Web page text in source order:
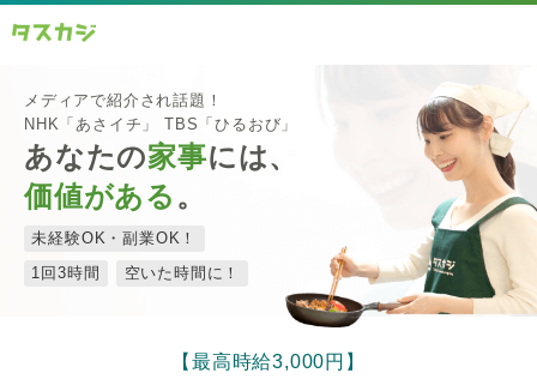
メディアで紹介され話題！
NHK「あさイチ」 TBS「ひるおび」
あなたの家事には、
価値がある 。
未経験OK・副業OK！
1回3時間
空いた時間に！
【最高時給3,000円】